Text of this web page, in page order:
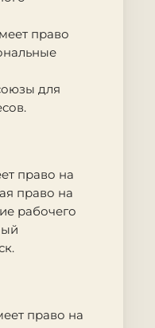
право
для
право на
право на
рабочего
право на